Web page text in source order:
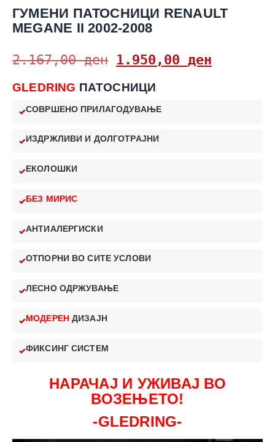
ГУМЕНИ ПАТОСНИЦИ RENAULT
MEGANE II 2002-2008
2.167,00ден 1.950,00 ден
GLEDRING ПАТОСНИЦИ
СОВРШЕНО ПРИЛАГОДУВАЊЕ
ИЗДРЖЛИВИ И ДОЛГОТРАЈНИ
ЕКОЛОШКИ
БЕЗ МИРИС
АНТИАЛЕРГИСКИ
ОТПОРНИ ВО СИТЕ УСЛОВИ
ЛЕСНО ОДРЖУВАЊЕ
МОДЕРЕН ДИЗАЈН
ФИКСИНГ СИСТЕМ
НАРАЧАЈ И УЖИВАЈ ВО
ВОЗЕЊЕТО!
-GLEDRING-